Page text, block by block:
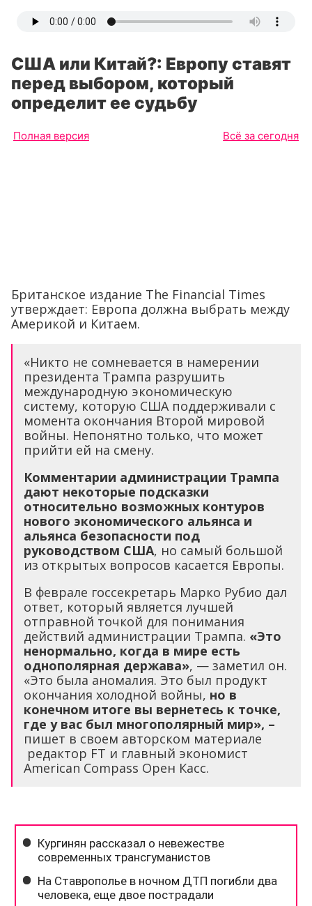
США или Китай?: Европу ставят
перед выбором, который
определит ее судьбу
Полная версия Всё за сегодня
Британское издание The Financial Times
утверждает: Европа должна выбрать между
Америкой и Китаем.
«Никто не сомневается в намерении
президента Трампа разрушить
международную экономическую
систему, которую США поддерживали с
момента окончания Второй мировой
войны. Непонятно только, что может
прийти ей на смену.
Комментарии администрации Трампа
дают некоторые подсказки
относительно возможных контуров
нового экономического альянса и
альянса безопасности под
руководством США, но самый большой
из открытых вопросов касается Европы.
В феврале госсекретарь Марко Рубио дал
ответ, который является лучшей
отправной точкой для понимания
действий администрации Трампа. «Это
ненормально, когда в мире есть
однополярная держава», — заметил он.
«Это была аномалия. Это был продукт
окончания холодной войны, но в
конечном итоге вы вернетесь к точке,
где у вас был многополярный мир», –
пишет в своем авторском материале
редактор FT и главный экономист
American Compass Орен Касс.